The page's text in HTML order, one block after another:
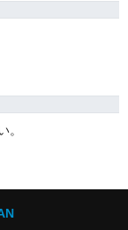
。